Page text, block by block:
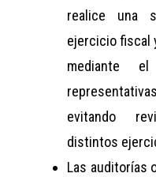
realice una
ejercicio fiscal
mediante
evitando
distintos
Las auditorías